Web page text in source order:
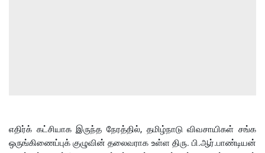
எதிர்க் கட்சியாக இருந்த நேரத்தில், தமிழ்நாடு விவசாயிகள் சங்க
ஒருங்கிணைப்புக் குழுவின் தலைவராக உள்ள திரு. பி.ஆர்.பாண்டியன்